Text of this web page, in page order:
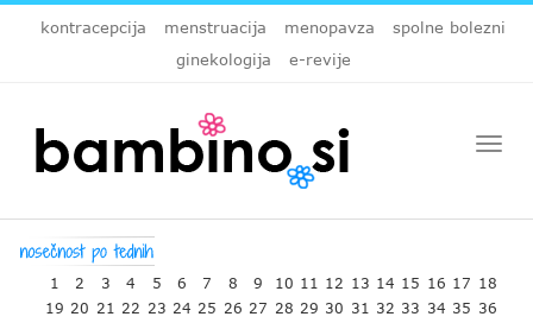
kontracepcija menstruacija menopavza
spolne bolezni
ginekologija
e-revije
1 2 3 4 5 6 7 8 9 10 11 12 13 14 15 16 17 18
19 20 21 22 23 24 25 26 27 28 29 30 31 32 33 34 35 36